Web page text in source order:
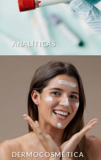
ANALÍTICAS
DERMOCOSMÉTICA